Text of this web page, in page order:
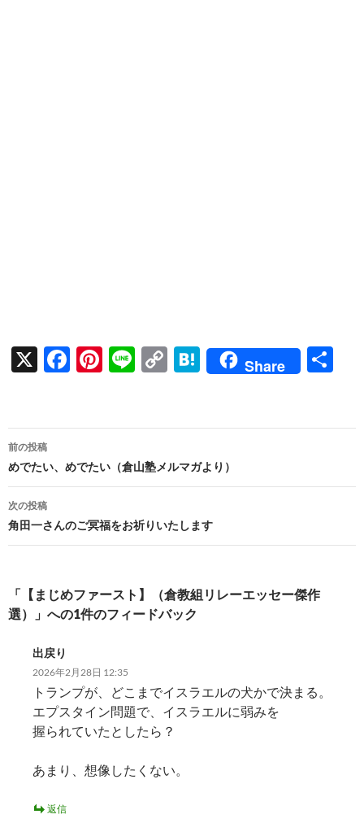
X
F
b
o
o
k
Pi
es
t
Li
C
y
Li
n
k
H
n
a
Share
投
稿
ナ
ビ
ゲ
ー
シ
前の投稿
めでたい、めでたい（倉山塾メルマガより）
次の投稿
角田一さんのご冥福をお祈りいたします
「【まじめファースト】（倉教組リレーエッセー傑作
選）」への1件のフィードバック
出戻り
2026年2月28日 12:35
トランプが、どこまでイスラエルの犬かで決まる。
エプスタイン問題で、イスラエルに弱みを
握られていたとしたら？
あまり、想像したくない。
返信